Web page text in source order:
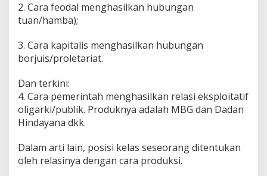
2. Cara feodal menghasilkan hubungan
tuan/hamba);
3. Cara kapitalis menghasilkan hubungan
borjuis/proletariat.
Dan terkini:
4. Cara pemerintah menghasilkan relasi eksploitatif
oligarki/publik. Produknya adalah MBG dan Dadan
Hindayana dkk.
Dalam arti lain, posisi kelas seseorang ditentukan
oleh relasinya dengan cara produksi.